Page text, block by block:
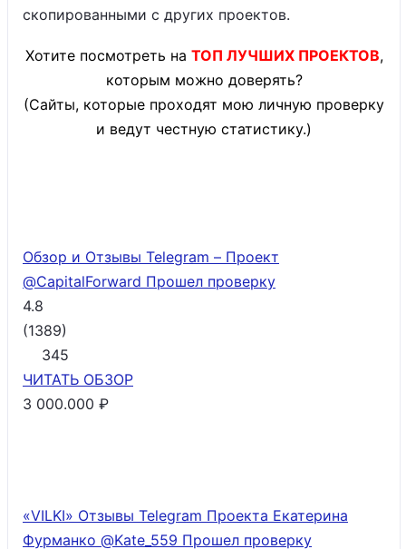
скопированными с других проектов.
Хотите посмотреть на ТОП ЛУЧШИХ ПРОЕКТОВ,
которым можно доверять?
(Сайты, которые проходят мою личную проверку
и ведут честную статистику.)
Обзор и Отзывы Telegram – Проект
@CapitalForward Прошел проверку
4.8
(1389)
345
ЧИТАТЬ ОБЗОР
3 000.000 ₽
«VILKI» Отзывы Telegram Проекта Екатерина
Фурманко @Kate_559 Прошел проверку